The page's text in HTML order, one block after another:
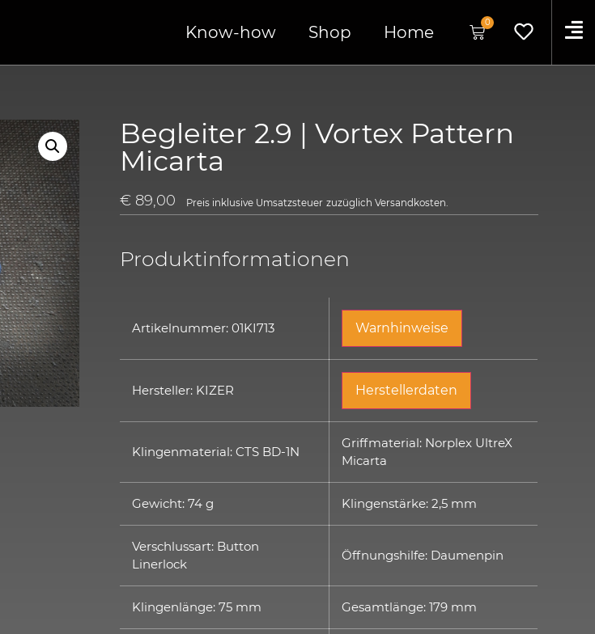
Know-how Shop Home
0
Begleiter 2.9 | Vortex Pattern
Micarta
€ 89,00 Preis inklusive Umsatzsteuer zuzüglichVersandkosten.
Produktinformationen
Artikelnummer: 01KI713 Warnhinweise
Hersteller: KIZER Herstellerdaten
Klingenmaterial: CTS BD-1N
Griffmaterial: Norplex UltreX
Micarta
Gewicht: 74 g Klingenstärke: 2,5 mm
Verschlussart: Button
Linerlock
Öffnungshilfe: Daumenpin
Klingenlänge: 75 mm Gesamtlänge: 179 mm